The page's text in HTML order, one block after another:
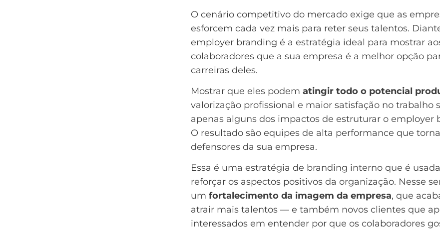
O cenário competitivo do mercado exige que as
esforcem cada vez mais para reter seus talentos.
employer branding é a estratégia ideal para mostrar
colaboradores que a sua empresa é a melhor opção
carreiras deles.
Mostrar que eles podem atingir todo o potencial
valorização profissional e maior satisfação no trabalho
apenas alguns dos impactos de estruturar o employer
O resultado são equipes de alta performance que
defensores da sua empresa.
Essa é uma estratégia de branding interno que é
reforçar os aspectos positivos da organização. Nesse
um fortalecimento da imagem da empresa, que
atrair mais talentos — e também novos clientes que
interessados em entender por que os colaboradores